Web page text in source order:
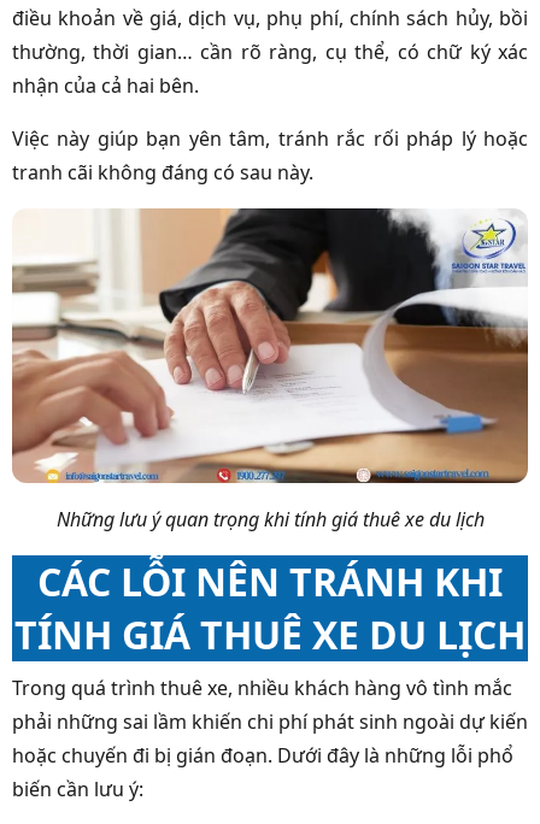
điều khoản về giá, dịch vụ, phụ phí, chính sách hủy, bồi
thường, thời gian… cần rõ ràng, cụ thể, có chữ ký xác
nhận của cả hai bên.
Việc này giúp bạn yên tâm, tránh rắc rối pháp lý hoặc
tranh cãi không đáng có sau này.
Những lưu ý quan trọng khi tính giá thuê xe du lịch
CÁC LỖI NÊN TRÁNH KHI
TÍNH GIÁ THUÊ XE DU LỊCH
Trong quá trình thuê xe, nhiều khách hàng vô tình mắc
phải những sai lầm khiến chi phí phát sinh ngoài dự kiến
hoặc chuyến đi bị gián đoạn. Dưới đây là những lỗi phổ
biến cần lưu ý: